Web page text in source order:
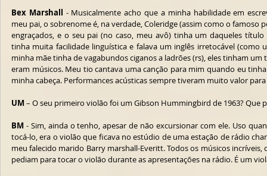
Bex Marshall - Musicalmente acho que a minha habilidade em
meu pai, o sobrenome é, na verdade, Coleridge (assim como o famoso
engraçados, e o seu pai (no caso, meu avô) tinha um daqueles
tinha muita facilidade linguística e falava um inglês irretocável (como
minha mãe tinha de vagabundos ciganos a ladrões (rs), eles tinham
eram músicos. Meu tio cantava uma canção para mim quando eu
minha cabeça. Performances acústicas sempre tiveram muito valor
UM – O seu primeiro violão foi um Gibson Hummingbird de 1963? Que
BM - Sim, ainda o tenho, apesar de não excursionar com ele. Uso
tocá-lo, era o violão que ficava no estúdio de uma estação de rádio
meu falecido marido Barry marshall-Everitt. Todos os músicos
pediam para tocar o violão durante as apresentações na rádio. É um